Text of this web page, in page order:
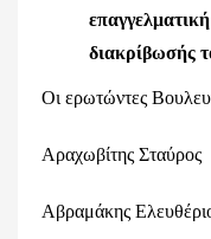
διακρίβωσής
Οι ερωτώντες
Αραχωβίτης Σταύρος
Αβραμάκης